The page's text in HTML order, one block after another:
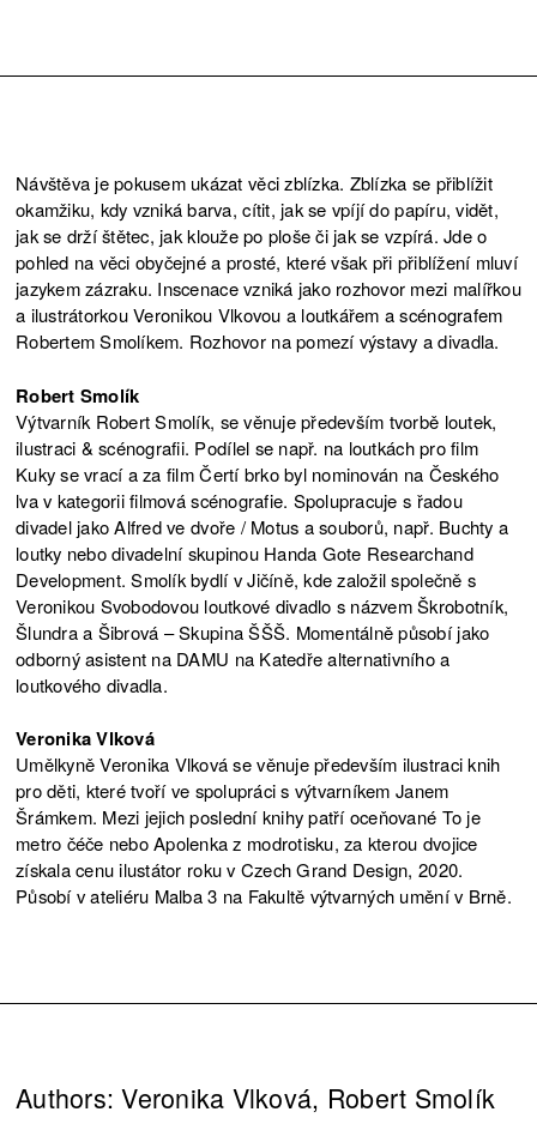
Návštěva je pokusem ukázat věci zblízka. Zblízka se přiblížit
okamžiku, kdy vzniká barva, cítit, jak se vpíjí do papíru, vidět,
jak se drží štětec, jak klouže po ploše či jak se vzpírá. Jde o
pohled na věci obyčejné a prosté, které však při přiblížení mluví
jazykem zázraku. Inscenace vzniká jako rozhovor mezi malířkou
a ilustrátorkou Veronikou Vlkovou a loutkářem a scénografem
Robertem Smolíkem. Rozhovor na pomezí výstavy a divadla.
Robert Smolík
Výtvarník Robert Smolík, se věnuje především tvorbě loutek,
ilustraci & scénografii. Podílel se např. na loutkách pro film
Kuky se vrací a za film Čertí brko byl nominován na Českého
lva v kategorii filmová scénografie. Spolupracuje s řadou
divadel jako Alfred ve dvoře / Motus a souborů, např. Buchty a
loutky nebo divadelní skupinou Handa Gote Researchand
Development. Smolík bydlí v Jičíně, kde založil společně s
Veronikou Svobodovou loutkové divadlo s názvem Škrobotník,
Šlundra a Šibrová – Skupina ŠŠŠ. Momentálně působí jako
odborný asistent na DAMU na Katedře alternativního a
loutkového divadla.
Veronika Vlková
Umělkyně Veronika Vlková se věnuje především ilustraci knih
pro děti, které tvoří ve spolupráci s výtvarníkem Janem
Šrámkem. Mezi jejich poslední knihy patří oceňované To je
metro čéče nebo Apolenka z modrotisku, za kterou dvojice
získala cenu ilustátor roku v Czech Grand Design, 2020.
Působí v ateliéru Malba 3 na Fakultě výtvarných umění v Brně.
Authors: Veronika Vlková, Robert Smolík